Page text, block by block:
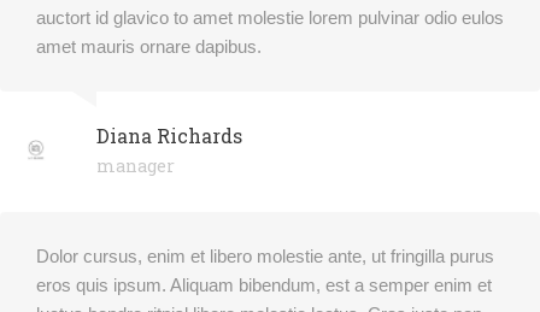
auctort id glavico to amet molestie lorem pulvinar odio eulos
amet mauris ornare dapibus.
Diana Richards
manager
Dolor cursus, enim et libero molestie ante, ut fringilla purus
eros quis ipsum. Aliquam bibendum, est a semper enim et